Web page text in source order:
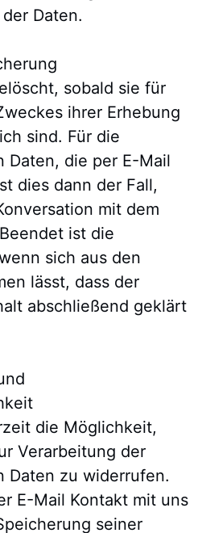
Daten.
sobald sie für
ihrer Erhebung
sind. Für die
Daten, die per E-Mail
dies dann der Fall,
mit dem
ist die
sich aus den
lässt, dass der
abschließend geklärt
die Möglichkeit,
Verarbeitung der
Daten zu widerrufen.
E-Mail Kontakt mit uns
seiner